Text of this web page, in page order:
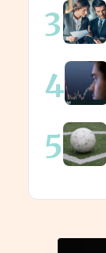
3
4
5